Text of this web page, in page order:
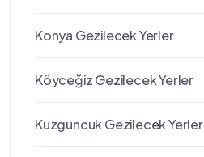
Konya Gezilecek Yerler
Köyceğiz Gezilecek Yerler
Kuzguncuk Gezilecek Yerler